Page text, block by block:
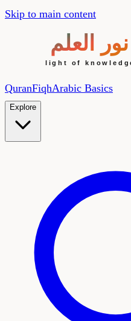
Skip to main content
QuranFiqhArabic Basics
Explore